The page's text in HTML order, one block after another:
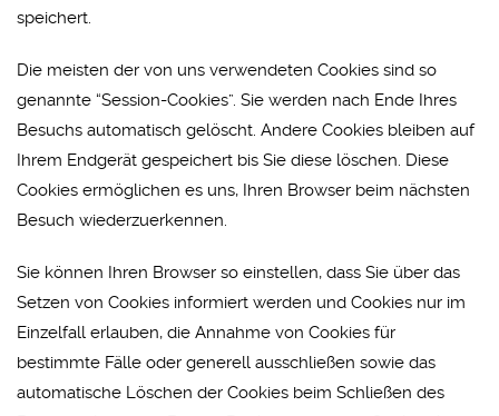
speichert.
Die meisten der von uns verwendeten Cookies sind so
genannte “Session-Cookies”. Sie werden nach Ende Ihres
Besuchs automatisch gelöscht. Andere Cookies bleiben auf
Ihrem Endgerät gespeichert bis Sie diese löschen. Diese
Cookies ermöglichen es uns, Ihren Browser beim nächsten
Besuch wiederzuerkennen.
Sie können Ihren Browser so einstellen, dass Sie über das
Setzen von Cookies informiert werden und Cookies nur im
Einzelfall erlauben, die Annahme von Cookies für
bestimmte Fälle oder generell ausschließen sowie das
automatische Löschen der Cookies beim Schließen des